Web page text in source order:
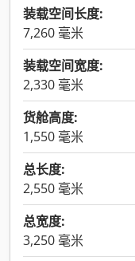
装载空间长度:
7,260 毫米
装载空间宽度:
2,330 毫米
货舱高度:
1,550 毫米
总长度:
2,550 毫米
总宽度:
3,250 毫米